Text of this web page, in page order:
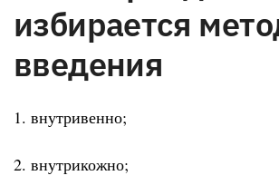
избирается
введения
1. внутривенно;
2. внутрикожно;